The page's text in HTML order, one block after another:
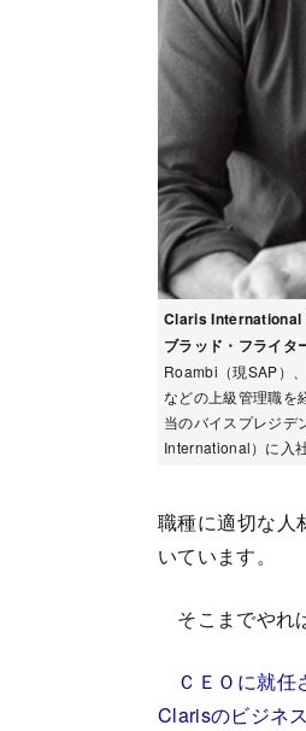
Claris International
ブラッド・フライタ
Roambi（現SAP）
などの上級管理職を
当のバイスプレジ
International）に入
職種に適切な人
いています。
そこまでやれ
ＣＥＯに就任
Clarisのビジネ